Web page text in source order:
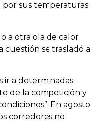
por sus temperaturas
a otra ola de calor
cuestión se trasladó a
ir a determinadas
de la competición y
En agosto
corredores no